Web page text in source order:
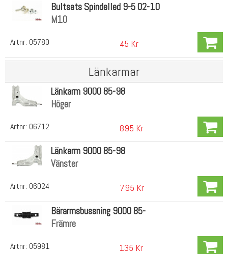
Artnr: 05780
Bultsats Spindelled 9-5 02-10
M10
45 Kr
Länkarmar
Artnr: 06712
Länkarm 9000 85-98
Höger
895 Kr
Artnr: 06024
Länkarm 9000 85-98
Vänster
795 Kr
Artnr: 05981
Bärarmsbussning 9000 85-
Främre
135 Kr